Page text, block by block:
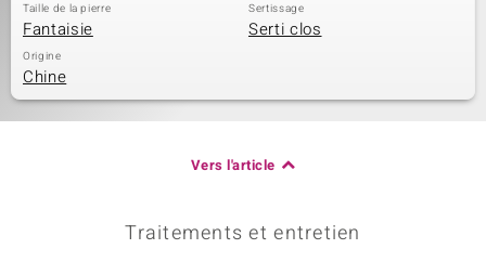
Taille de la pierre
Fantaisie
Sertissage
Serti clos
Origine
Chine
Vers l'article
Traitements et entretien